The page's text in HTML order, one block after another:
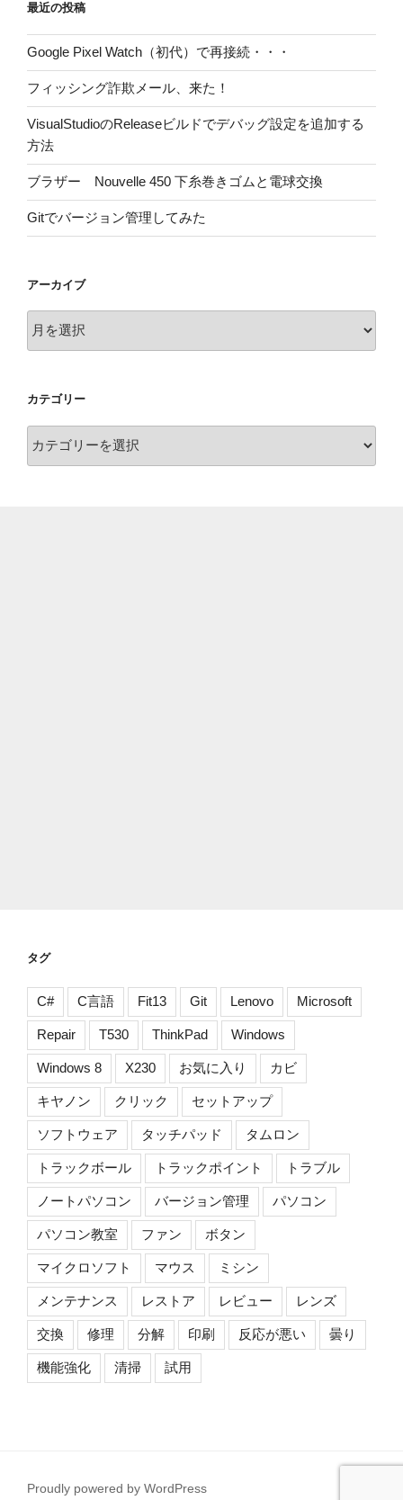
最近の投稿
Google Pixel Watch（初代）で再接続・・・
フィッシング詐欺メール、来た！
VisualStudioのReleaseビルドでデバッグ設定を追加する
方法
ブラザー Nouvelle 450 下糸巻きゴムと電球交換
Gitでバージョン管理してみた
アーカイブ
ー
ブ
カテゴリー
テ
タグ
C# C言語 Fit13 Git Lenovo Microsoft
Repair T530 ThinkPad Windows
Windows 8 X230 お気に入り カビ
キヤノン クリック セットアップ
ソフトウェア タッチパッド タムロン
トラックボール トラックポイント トラブル
ノートパソコン バージョン管理 パソコン
パソコン教室 ファン ボタン
マイクロソフト マウス ミシン
メンテナンス レストア レビュー レンズ
交換 修理 分解 印刷 反応が悪い 曇り
機能強化 清掃 試用
Proudly powered by WordPress